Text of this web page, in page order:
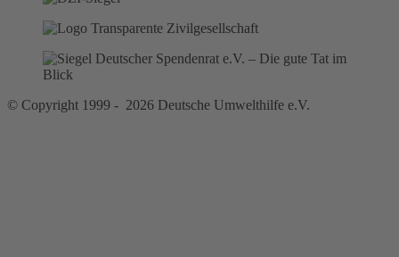
© Copyright 1999 - 2026 Deutsche Umwelthilfe e.V.